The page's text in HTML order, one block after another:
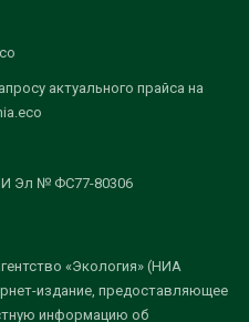
актуального прайса на
Эл № ФС77-80306
«Экология» (НИА
издание, предоставляющее
информацию об